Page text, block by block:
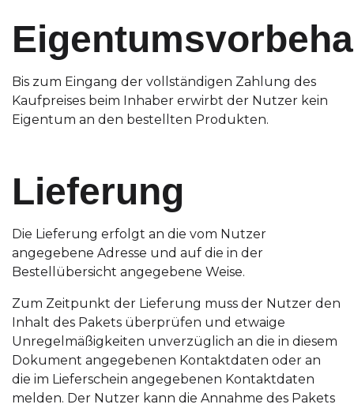
Bis zum Eingang der vollständigen Zahlung des
Kaufpreises beim Inhaber erwirbt der Nutzer kein
Eigentum an den bestellten Produkten.
Lieferung
Die Lieferung erfolgt an die vom Nutzer
angegebene Adresse und auf die in der
Bestellübersicht angegebene Weise.
Zum Zeitpunkt der Lieferung muss der Nutzer den
Inhalt des Pakets überprüfen und etwaige
Unregelmäßigkeiten unverzüglich an die in diesem
Dokument angegebenen Kontaktdaten oder an
die im Lieferschein angegebenen Kontaktdaten
melden. Der Nutzer kann die Annahme des Pakets